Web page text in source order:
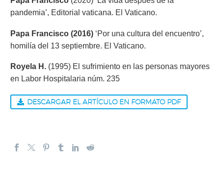
pandemia’, Editorial vaticana. El Vaticano.
Papa Francisco (2016) ‘Por una cultura del encuentro’,
homilía del 13 septiembre. El Vaticano.
Royela H. (1995) El sufrimiento en las personas mayores
en Labor Hospitalaria núm. 235
DESCARGAR EL ARTÍCULO EN FORMATO PDF